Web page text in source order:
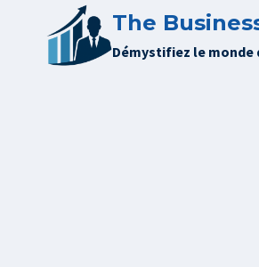
contenu
The
Démystifiez le monde